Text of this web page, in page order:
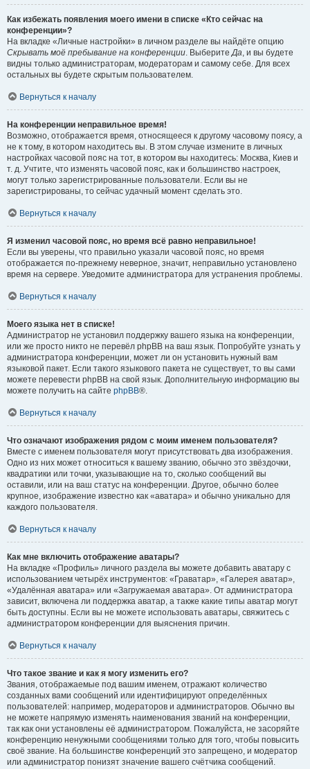
Как избежать появления моего имени в списке «Кто сейчас на
конференции»?
На вкладке «Личные настройки» в личном разделе вы найдёте опцию
Скрывать моё пребывание на конференции. ВыберитеДа, и вы будете
видны только администраторам, модераторам и самому себе. Для всех
остальных вы будете скрытым пользователем.
Вернуться к началу
На конференции неправильное время!
Возможно, отображается время, относящееся к другому часовому поясу, а
не к тому, в котором находитесь вы. В этом случае измените в личных
настройках часовой пояс на тот, в котором вы находитесь: Москва, Киев и
т. д. Учтите, что изменять часовой пояс, как и большинство настроек,
могут только зарегистрированные пользователи. Если вы не
зарегистрированы, то сейчас удачный момент сделать это.
Вернуться к началу
Я изменил часовой пояс, но время всё равно неправильное!
Если вы уверены, что правильно указали часовой пояс, но время
отображается по-прежнему неверное, значит, неправильно установлено
время на сервере. Уведомите администратора для устранения проблемы.
Вернуться к началу
Моего языка нет в списке!
Администратор не установил поддержку вашего языка на конференции,
или же просто никто не перевёл phpBB на ваш язык. Попробуйте узнать у
администратора конференции, может ли он установить нужный вам
языковой пакет. Если такого языкового пакета не существует, то вы сами
можете перевести phpBB на свой язык. Дополнительную информацию вы
можете получить на сайте phpBB®.
Вернуться к началу
Что означают изображения рядом с моим именем пользователя?
Вместе с именем пользователя могут присутствовать два изображения.
Одно из них может относиться к вашему званию, обычно это звёздочки,
квадратики или точки, указывающие на то, сколько сообщений вы
оставили, или на ваш статус на конференции. Другое, обычно более
крупное, изображение известно как «аватара» и обычно уникально для
каждого пользователя.
Вернуться к началу
Как мне включить отображение аватары?
На вкладке «Профиль» личного раздела вы можете добавить аватару с
использованием четырёх инструментов: «Граватар», «Галерея аватар»,
«Удалённая аватара» или «Загружаемая аватара». От администратора
зависит, включена ли поддержка аватар, а также какие типы аватар могут
быть доступны. Если вы не можете использовать аватары, свяжитесь с
администратором конференции для выяснения причин.
Вернуться к началу
Что такое звание и как я могу изменить его?
Звания, отображаемые под вашим именем, отражают количество
созданных вами сообщений или идентифицируют определённых
пользователей: например, модераторов и администраторов. Обычно вы
не можете напрямую изменять наименования званий на конференции,
так как они установлены её администратором. Пожалуйста, не засоряйте
конференцию ненужными сообщениями только для того, чтобы повысить
своё звание. На большинстве конференций это запрещено, и модератор
или администратор понизят значение вашего счётчика сообщений.